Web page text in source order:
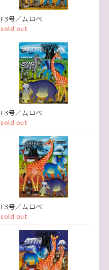
F3号／ムロペ
sold out
F3号／ムロペ
sold out
F3号／ムロペ
sold out